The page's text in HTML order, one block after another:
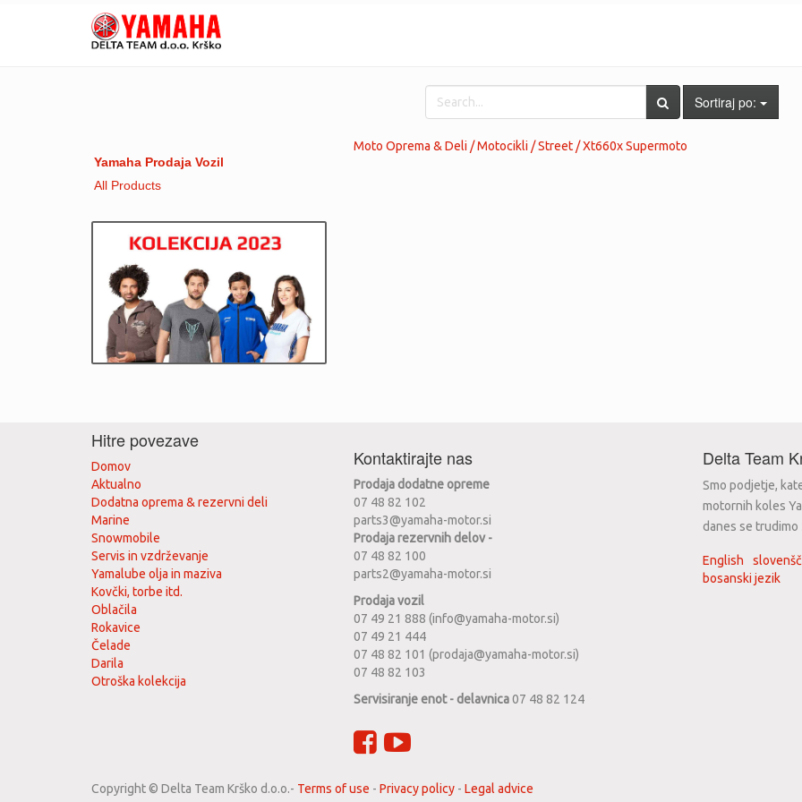
Sortiraj po:
Yamaha Prodaja Vozil
All Products
Moto Oprema & Deli / Motocikli / Street / Xt660x Supermoto
Hitre povezave
Domov
Aktualno
Dodatna oprema & rezervni deli
Marine
Snowmobile
Servis in vzdrževanje
Yamalube olja in maziva
Kovčki, torbe itd.
Oblačila
Rokavice
Čelade
Darila
Otroška kolekcija
Kontaktirajte nas
Prodaja dodatne opreme
07 48 82 102
parts3@yamaha-motor.si
Prodaja rezervnih delov -
07 48 82 100
parts2@yamaha-motor.si
Prodaja vozil
07 49 21 888 (info@yamaha-motor.si)
07 49 21 444
07 48 82 101 (prodaja@yamaha-motor.si)
07 48 82 103
Servisiranje enot - delavnica07 48 82 124
Delta Team
Smo podjetje,
motornih koles
danes se
English
bosanski jezik
Copyright © Delta Team Krško d.o.o.- Terms of use - Privacy policy - Legal advice